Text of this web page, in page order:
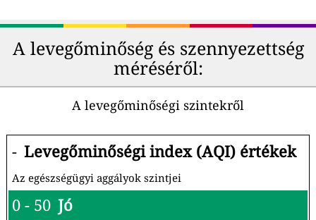
A levegőminőség és szennyezettség
méréséről:
A levegőminőségi szintekről
- Levegőminőségi index (AQI) értékek
Az egészségügyi aggályok szintjei
0 - 50 Jó